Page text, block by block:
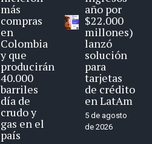
más
compras
en
Colombia
y que
producirán
40.000
barriles
día de
crudo y
gas en el
país
año por
$22.000
millones)
lanzó
solución
para
tarjetas
de crédito
en LatAm
5 de agosto
de 2026